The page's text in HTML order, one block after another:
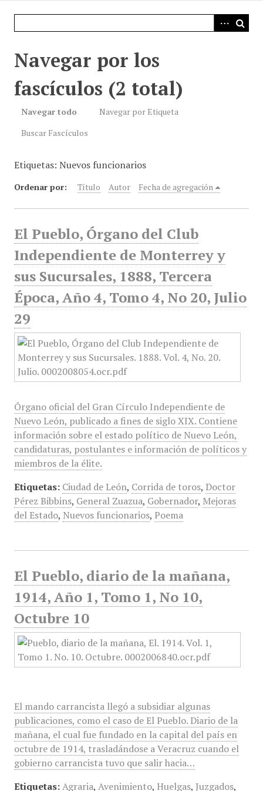
Navegar por los
fascículos (2 total)
Navegar todo
Navegar por Etiqueta
Buscar Fascículos
Etiquetas: Nuevos funcionarios
Ordenar por: Título Autor Fecha de agregación
El Pueblo, Órgano del Club
Independiente de Monterrey y
sus Sucursales, 1888, Tercera
Época, Año 4, Tomo 4, No 20, Julio
29
Órgano oficial del Gran Círculo Independiente de
Nuevo León, publicado a fines de siglo XIX. Contiene
información sobre el estado político de Nuevo León,
candidaturas, postulantes e información de políticos y
miembros de la élite.
Etiquetas: Ciudad de León, Corrida de toros, Doctor
Pérez Bibbins, General Zuazua, Gobernador, Mejoras
del Estado, Nuevos funcionarios, Poema
El Pueblo, diario de la mañana,
1914, Año 1, Tomo 1, No 10,
Octubre 10
El mando carrancista llegó a subsidiar algunas
publicaciones, como el caso de El Pueblo. Diario de la
mañana, el cual fue fundado en la capital del país en
octubre de 1914, trasladándose a Veracruz cuando el
gobierno carrancista tuvo que salir hacia…
Etiquetas: Agraria, Avenimiento, Huelgas, Juzgados,